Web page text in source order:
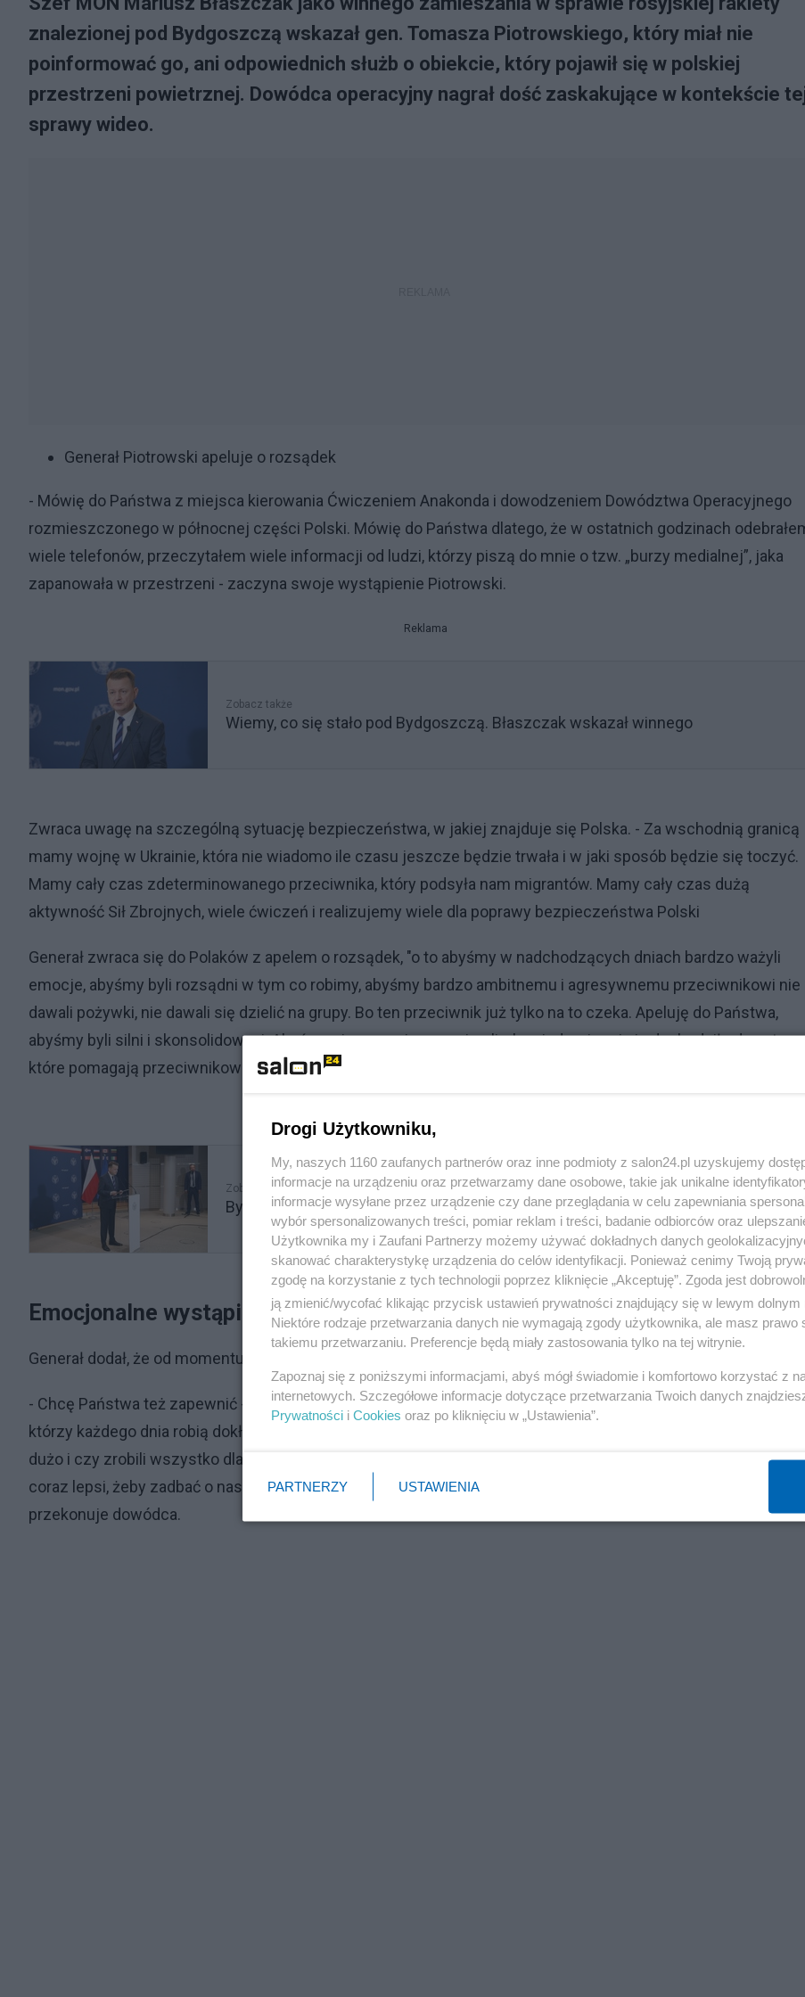
znalezionej pod Bydgoszczą wskazał gen. Tomasza Piotrowskiego, który miał nie
poinformować go, ani odpowiednich służb o obiekcie, który pojawił się w polskiej
przestrzeni powietrznej. Dowódca operacyjny nagrał dość zaskakujące w kontekście
sprawy wideo.
Generał Piotrowski apeluje o rozsądek
- Mówię do Państwa z miejsca kierowania Ćwiczeniem Anakonda i dowodzeniem Dowództwa Operacyjnego
rozmieszczonego w północnej części Polski. Mówię do Państwa dlatego, że w ostatnich godzinach
wiele telefonów, przeczytałem wiele informacji od ludzi, którzy piszą do mnie o tzw. „burzy medialnej”, jaka
zapanowała w przestrzeni - zaczyna swoje wystąpienie Piotrowski.
Reklama
Zobacz także
Wiemy, co się stało pod Bydgoszczą. Błaszczak wskazał winnego
Zwraca uwagę na szczególną sytuację bezpieczeństwa, w jakiej znajduje się Polska. - Za wschodnią granicą
mamy wojnę w Ukrainie, która nie wiadomo ile czasu jeszcze będzie trwała i w jaki sposób będzie się toczyć.
Mamy cały czas zdeterminowanego przeciwnika, który podsyła nam migrantów. Mamy cały czas dużą
aktywność Sił Zbrojnych, wiele ćwiczeń i realizujemy wiele dla poprawy bezpieczeństwa Polski
Generał zwraca się do Polaków z apelem o rozsądek, "o to abyśmy w nadchodzących dniach bardzo ważyli
emocje, abyśmy byli rozsądni w tym co robimy, abyśmy bardzo ambitnemu i agresywnemu przeciwnikowi nie
dawali pożywki, nie dawali się dzielić na grupy. Bo ten przeciwnik już tylko na to czeka. Apeluję do Państwa,
abyśmy byli silni i skonsolidowani. Abyśmy się nawzajem wspierali, aby nigdy więcej nie dochodziło do
które pomagają przeciwnikowi, a szkodzą nam" - mówi Piotrowski.
Zobacz także
Były szef MON: To niemożliwe, żeby minister Błaszczak mógł coś ukryć
Emocjonalne wystąpienie dowódcy operacyjnego
Generał dodał, że od momentu przejęcia obowiązków dowódcy operacyjnego stara się z nich wywiązywać.
- Chcę Państwa też zapewnić - mam taką wiedzę i świadomość - że w Polsce jest kilkadziesiąt tysięcy
którzy każdego dnia robią dokładnie to samo. Wstając rano, patrząc w lustro pytają się czy zrobili
dużo i czy zrobili wszystko dla bezpieczeństwa państwa i którzy każdego dnia starają się być coraz
coraz lepsi, żeby zadbać o nasze wspólne bezpieczeństwo, by Polska byłą bezpieczniejsza i stabilniejsza -
przekonuje dowódca.
Drogi Użytkowniku,
My, naszych 1160 zaufanych partnerów oraz inne podmioty z salon24.pl uzyskujemy
informacje na urządzeniu oraz przetwarzamy dane osobowe, takie jak unikalne
informacje wysyłane przez urządzenie czy dane przeglądania w celu zapewniania
wybór spersonalizowanych treści, pomiar reklam i treści, badanie odbiorców oraz
Użytkownika my i Zaufani Partnerzy możemy używać dokładnych danych
skanować charakterystykę urządzenia do celów identyfikacji. Ponieważ cenimy Twoją
zgodę na korzystanie z tych technologii poprzez kliknięcie „Akceptuję”. Zgoda jest
ją zmienić/wycofać klikając przycisk ustawień prywatności znajdujący się w lewym dolnym
Niektóre rodzaje przetwarzania danych nie wymagają zgody użytkownika, ale masz prawo
takiemu przetwarzaniu. Preferencje będą miały zastosowania tylko na tej witrynie.
Zapoznaj się z poniższymi informacjami, abyś mógł świadomie i komfortowo korzystać z
internetowych. Szczegółowe informacje dotyczące przetwarzania Twoich danych
Prywatności i Cookies oraz po kliknięciu w „Ustawienia”.
PARTNERZY USTAWIENIA